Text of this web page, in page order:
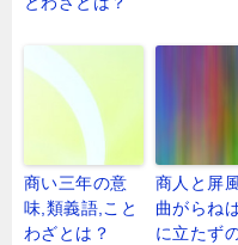
商い三年の意
味,類義語,こと
わざとは？
商人と屏
曲がらね
に立たず